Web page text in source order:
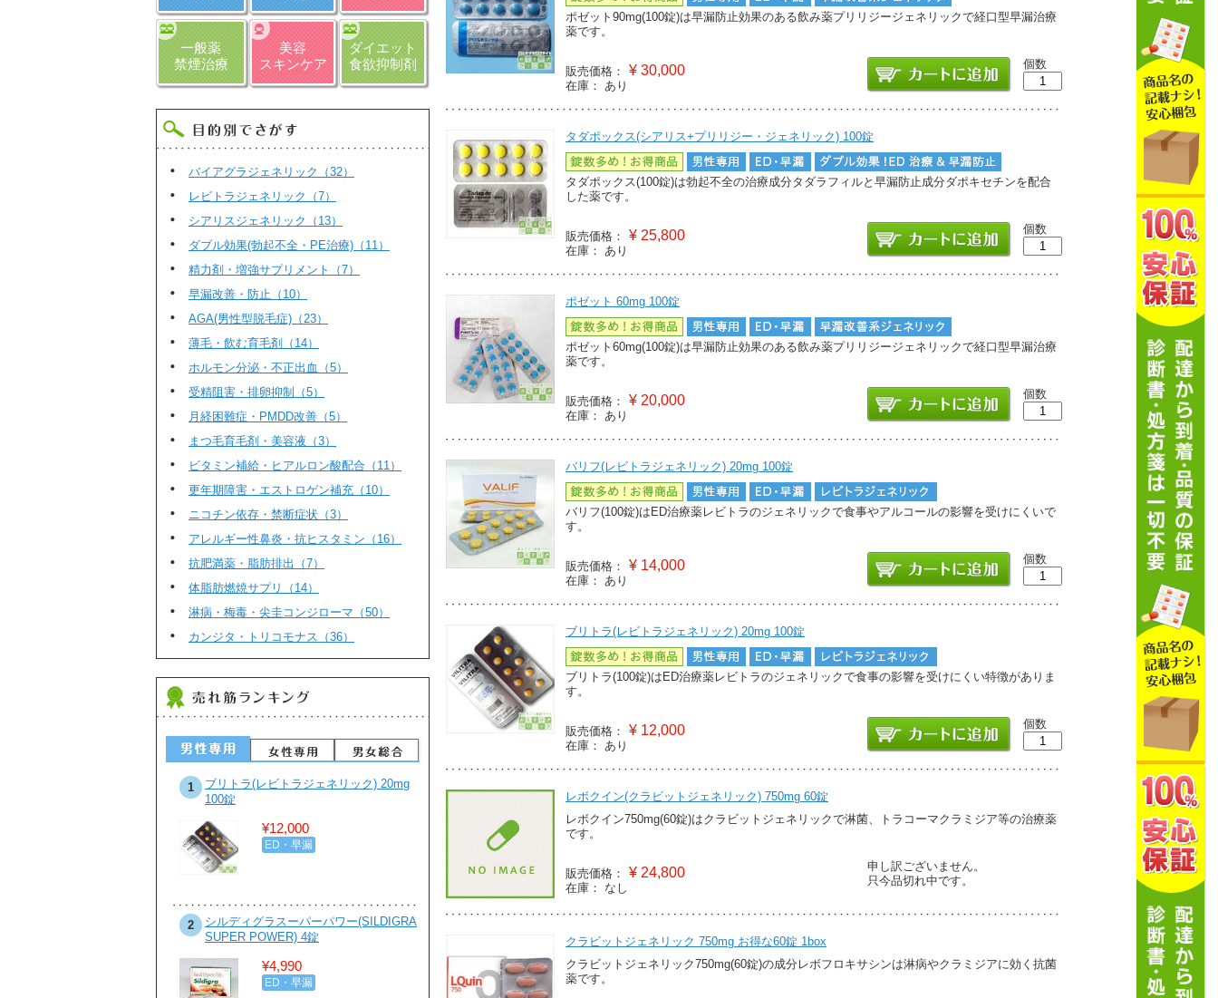
ポゼット90mg(100錠)は早漏防止効果のある飲み薬プリリジージェネリックで経口型早漏治療
薬です。
販売価格： ¥ 30,000
在庫： あり
個数
タダポックス(シアリス+プリリジー・ジェネリック) 100錠
タダポックス(100錠)は勃起不全の治療成分タダラフィルと早漏防止成分ダポキセチンを配合
した薬です。
販売価格： ¥ 25,800
在庫： あり
個数
ポゼット 60mg 100錠
ポゼット60mg(100錠)は早漏防止効果のある飲み薬プリリジージェネリックで経口型早漏治療
薬です。
販売価格： ¥ 20,000
在庫： あり
個数
バリフ(レビトラジェネリック) 20mg 100錠
バリフ(100錠)はED治療薬レビトラのジェネリックで食事やアルコールの影響を受けにくいで
す。
販売価格： ¥ 14,000
在庫： あり
個数
ブリトラ(レビトラジェネリック) 20mg 100錠
ブリトラ(100錠)はED治療薬レビトラのジェネリックで食事の影響を受けにくい特徴がありま
す。
販売価格： ¥ 12,000
在庫： あり
個数
レボクイン(クラビットジェネリック) 750mg 60錠
レボクイン750mg(60錠)はクラビットジェネリックで淋菌、トラコーマクラミジア等の治療薬
です。
販売価格： ¥ 24,800
在庫： なし
申し訳ございません。
只今品切れ中です。
クラビットジェネリック 750mg お得な60錠 1box
クラビットジェネリック750mg(60錠)の成分レボフロキサシンは淋病やクラミジアに効く抗菌
薬です。
一般薬
禁煙治療
美容
スキンケア
ダイエット
食欲抑制剤
バイアグラジェネリック（32）
レビトラジェネリック（7）
シアリスジェネリック（13）
ダブル効果(勃起不全・PE治療)（11）
精力剤・増強サプリメント（7）
早漏改善・防止（10）
AGA(男性型脱毛症)（23）
薄毛・飲む育毛剤（14）
ホルモン分泌・不正出血（5）
受精阻害・排卵抑制（5）
月経困難症・PMDD改善（5）
まつ毛育毛剤・美容液（3）
ビタミン補給・ヒアルロン酸配合（11）
更年期障害・エストロゲン補充（10）
ニコチン依存・禁断症状（3）
アレルギー性鼻炎・抗ヒスタミン（16）
抗肥満薬・脂肪排出（7）
体脂肪燃焼サプリ（14）
淋病・梅毒・尖圭コンジローマ（50）
カンジタ・トリコモナス（36）
1
ブリトラ(レビトラジェネリック) 20mg
100錠
¥12,000
ED・早漏
2
シルディグラスーパーパワー(SILDIGRA
SUPER POWER) 4錠
¥4,990
ED・早漏
¥1,980
避妊・ピル
2
¥2,980
美容・スキンケア
ットジェネリック500mg お得な